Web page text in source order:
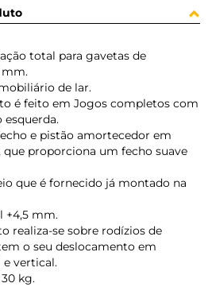
total para gavetas de
mm.
de lar.
é feito em Jogos completos com
esquerda.
e pistão amortecedor em
que proporciona um fecho suave
que é fornecido já montado na
+4,5 mm.
realiza-se sobre rodízios de
o seu deslocamento em
vertical.
kg.